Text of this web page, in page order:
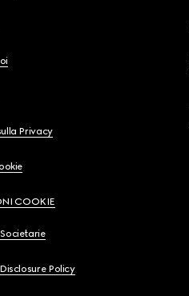
Privacy
COOKIE
Policy